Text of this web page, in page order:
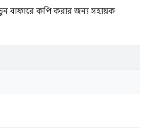
বাফারে কপি করার জন্য সহায়ক